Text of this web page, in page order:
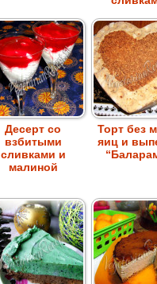
Десерт со
взбитыми
сливками и
малиной
Торт без
яиц и